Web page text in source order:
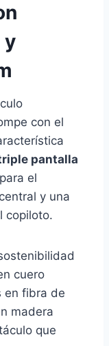
y
con el
pantalla
el
y una
copiloto.
cuero
en fibra de
madera
que